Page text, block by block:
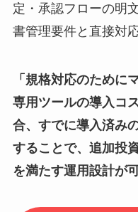
定・承認フローの明
書管理要件と直接対
「規格対応のために
専用ツールの導入コ
合、すでに導入済み
することで、追加投
を満たす運用設計が